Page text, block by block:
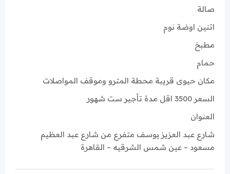
صالة
اتنين اوضة نوم
مطبخ
حمام
مكان حيوى قريبة محطة المترو وموقف المواصلات
السعر 3500 اقل مدة تأجير ست شهور
العنوان
شارع عبد العزيز يوسف متفرع من شارع عبد العظيم
مسعود – عين شمس الشرقيه – القاهرة